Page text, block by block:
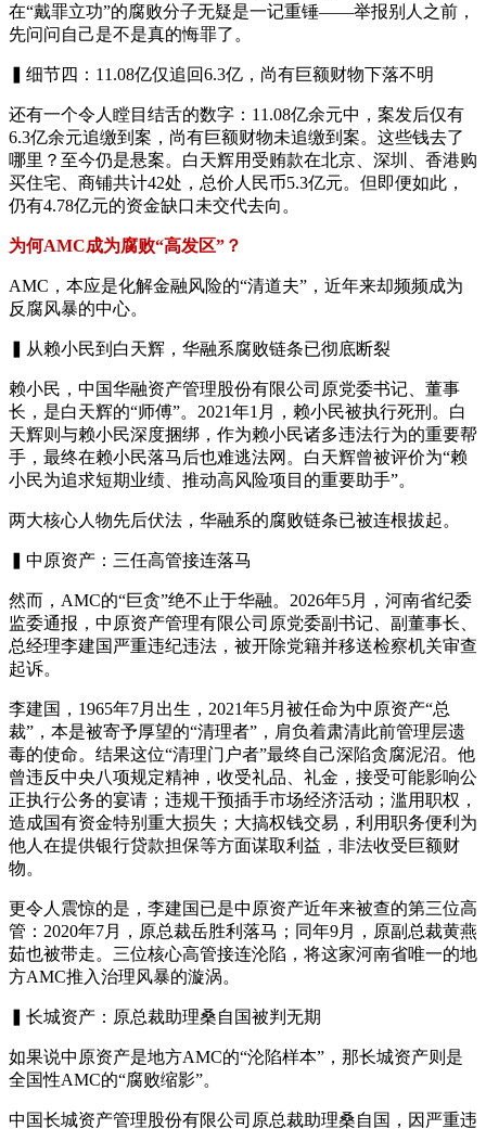
在“戴罪立功”的腐败分子无疑是一记重锤——举报别人之前，
先问问自己是不是真的悔罪了。
▍细节四：11.08亿仅追回6.3亿，尚有巨额财物下落不明
还有一个令人瞠目结舌的数字：11.08亿余元中，案发后仅有
6.3亿余元追缴到案，尚有巨额财物未追缴到案。这些钱去了
哪里？至今仍是悬案。白天辉用受贿款在北京、深圳、香港购
买住宅、商铺共计42处，总价人民币5.3亿元。但即便如此，
仍有4.78亿元的资金缺口未交代去向。
为何AMC成为腐败“高发区”？
AMC，本应是化解金融风险的“清道夫”，近年来却频频成为
反腐风暴的中心。
▍从赖小民到白天辉，华融系腐败链条已彻底断裂
赖小民，中国华融资产管理股份有限公司原党委书记、董事
长，是白天辉的“师傅”。2021年1月，赖小民被执行死刑。白
天辉则与赖小民深度捆绑，作为赖小民诸多违法行为的重要帮
手，最终在赖小民落马后也难逃法网。白天辉曾被评价为“赖
小民为追求短期业绩、推动高风险项目的重要助手”。
两大核心人物先后伏法，华融系的腐败链条已被连根拔起。
▍中原资产：三任高管接连落马
然而，AMC的“巨贪”绝不止于华融。2026年5月，河南省纪委
监委通报，中原资产管理有限公司原党委副书记、副董事长、
总经理李建国严重违纪违法，被开除党籍并移送检察机关审查
起诉。
李建国，1965年7月出生，2021年5月被任命为中原资产“总
裁”，本是被寄予厚望的“清理者”，肩负着肃清此前管理层遗
毒的使命。结果这位“清理门户者”最终自己深陷贪腐泥沼。他
曾违反中央八项规定精神，收受礼品、礼金，接受可能影响公
正执行公务的宴请；违规干预插手市场经济活动；滥用职权，
造成国有资金特别重大损失；大搞权钱交易，利用职务便利为
他人在提供银行贷款担保等方面谋取利益，非法收受巨额财
物。
更令人震惊的是，李建国已是中原资产近年来被查的第三位高
管：2020年7月，原总裁岳胜利落马；同年9月，原副总裁黄燕
茹也被带走。三位核心高管接连沦陷，将这家河南省唯一的地
方AMC推入治理风暴的漩涡。
▍长城资产：原总裁助理桑自国被判无期
如果说中原资产是地方AMC的“沦陷样本”，那长城资产则是
全国性AMC的“腐败缩影”。
中国长城资产管理股份有限公司原总裁助理桑自国，因严重违